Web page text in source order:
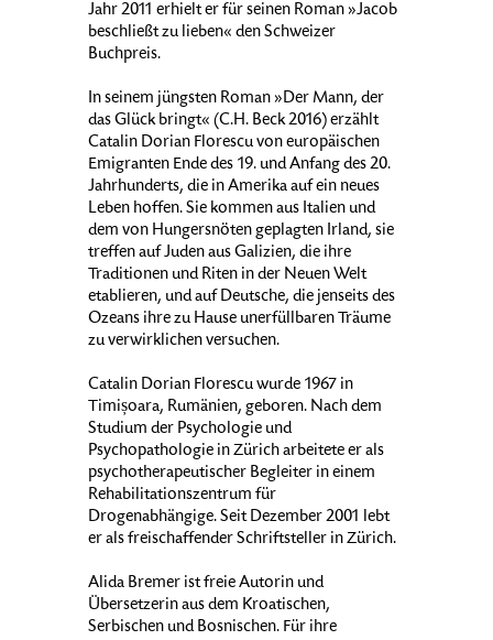
Jahr 2011 erhielt er für seinen Roman »Jacob
beschließt zu lieben« den Schweizer
Buchpreis.
In seinem jüngsten Roman »Der Mann, der
das Glück bringt« (C.H. Beck 2016) erzählt
Catalin Dorian Florescu von europäischen
Emigranten Ende des 19. und Anfang des 20.
Jahrhunderts, die in Amerika auf ein neues
Leben hoffen. Sie kommen aus Italien und
dem von Hungersnöten geplagten Irland, sie
treffen auf Juden aus Galizien, die ihre
Traditionen und Riten in der Neuen Welt
etablieren, und auf Deutsche, die jenseits des
Ozeans ihre zu Hause unerfüllbaren Träume
zu verwirklichen versuchen.
Catalin Dorian Florescu wurde 1967 in
Timișoara, Rumänien, geboren. Nach dem
Studium der Psychologie und
Psychopathologie in Zürich arbeitete er als
psychotherapeutischer Begleiter in einem
Rehabilitationszentrum für
Drogenabhängige. Seit Dezember 2001 lebt
er als freischaffender Schriftsteller in Zürich.
Alida Bremer ist freie Autorin und
Übersetzerin aus dem Kroatischen,
Serbischen und Bosnischen. Für ihre